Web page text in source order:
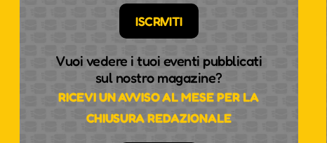
ISCRIVITI
Vuoi vedere i tuoi eventi pubblicati
sul nostro magazine?
RICEVI UN AVVISO AL MESE PER LA
CHIUSURA REDAZIONALE